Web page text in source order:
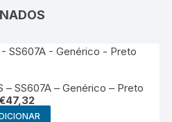
– SS607A – Genérico – Preto
47,32